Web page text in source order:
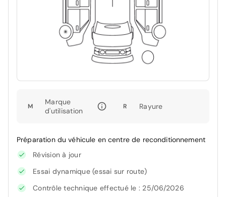
M
Marque
d'utilisation
R Rayure
Préparation du véhicule en centre de reconditionnement
Révision à jour
Essai dynamique (essai sur route)
Contrôle technique effectué le : 25/06/2026